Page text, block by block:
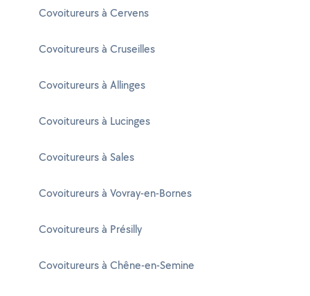
Covoitureurs à Cervens
Covoitureurs à Cruseilles
Covoitureurs à Allinges
Covoitureurs à Lucinges
Covoitureurs à Sales
Covoitureurs à Vovray-en-Bornes
Covoitureurs à Présilly
Covoitureurs à Chêne-en-Semine